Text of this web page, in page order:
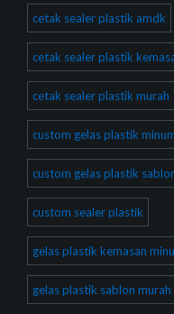
cetak sealer plastik amdk
cetak sealer plastik
cetak sealer plastik murah
custom gelas plastik
custom gelas plastik
custom sealer plastik
gelas plastik kemasan
gelas plastik sablon murah